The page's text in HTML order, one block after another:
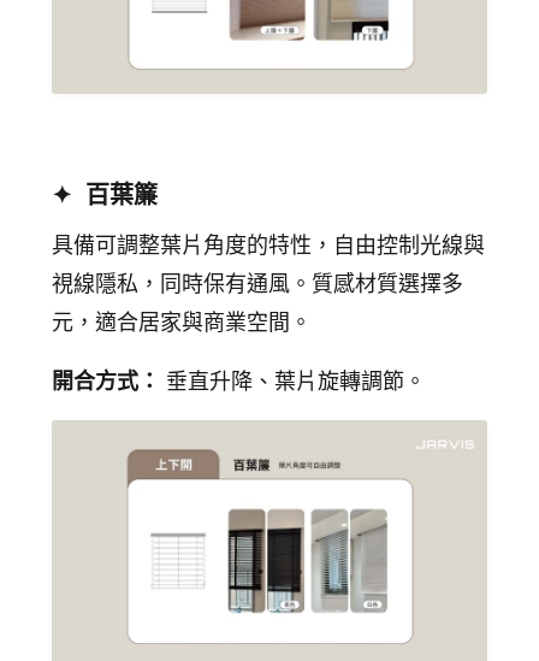
✦ 百葉簾
具備可調整葉片角度的特性，自由控制光線與
視線隱私，同時保有通風。質感材質選擇多
元，適合居家與商業空間。
開合方式： 垂直升降、葉片旋轉調節。